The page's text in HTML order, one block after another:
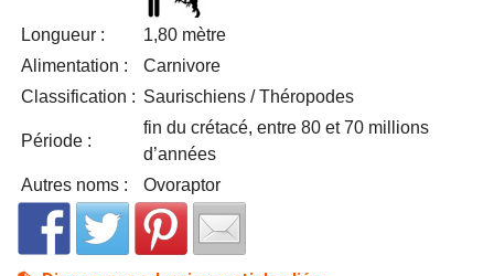
Longueur :
1,80 mètre
Alimentation :
Carnivore
Classification : Saurischiens / Théropodes
Période :
fin du crétacé, entre 80 et 70 millions
d’années
Autres noms :
Ovoraptor